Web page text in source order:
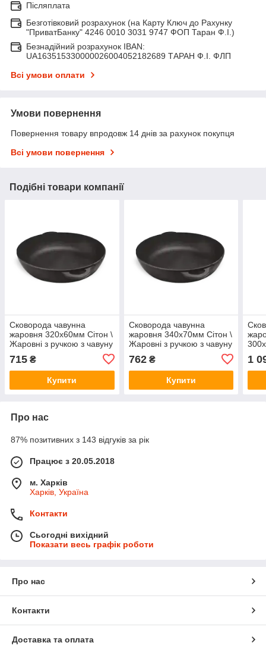
Післяплата
Безготівковий розрахунок (на Карту Ключ до Рахунку
"ПриватБанку" 4246 0010 3031 9747 ФОП Таран Ф.І.)
Безнадійний розрахунок IBAN:
UA163515330000026004052182689 ТАРАН Ф.І. ФЛП
Всі умови оплати
Умови повернення
Повернення товару впродовж 14 днів за рахунок покупця
Всі умови повернення
Подібні товари компанії
Сковорода чавунна
жаровня 320х60мм Сітон \
Жаровні з ручкою з чавуну
715 ₴
Купити
Сковорода чавунна
жаровня 340х70мм Сітон \
Жаровні з ручкою з чавуну
762₴
Купити
1
Про нас
87% позитивних з 143 відгуків за рік
Працює з 20.05.2018
м. Харків
Харків, Україна
Контакти
Сьогодні вихідний
Показати весь графік роботи
Про нас
Контакти
Доставка та оплата